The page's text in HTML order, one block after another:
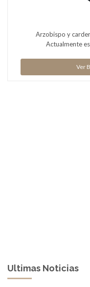
Arzobispo y
Actualmente
Ver
Ultimas Noticias